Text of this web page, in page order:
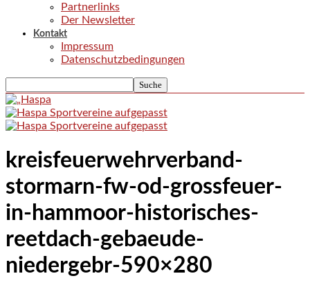
Partnerlinks
Der Newsletter
Kontakt
Impressum
Datenschutzbedingungen
kreisfeuerwehrverband-
stormarn-fw-od-grossfeuer-
in-hammoor-historisches-
reetdach-gebaeude-
niedergebr-590×280